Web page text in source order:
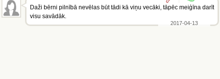
Daži bērni pilnībā nevēlas būt tādi kā viņu vecāki, tāpēc meiģīna darīt
visu savādāk.
2017-04-13